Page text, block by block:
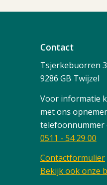
Contact
Tsjerkebuorren
9286 GB Twijzel
Voor informatie
met ons
telefoonnummer
0511 - 54 29 00
Contactformulier
Bekijk ook onze